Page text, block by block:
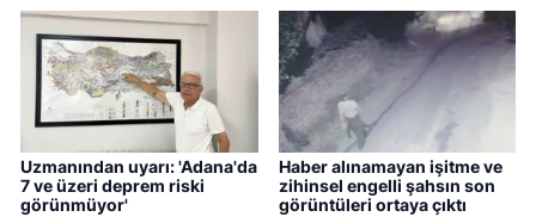
Uzmanından uyarı: 'Adana'da
7 ve üzeri deprem riski
görünmüyor'
Haber alınamayan işitme ve
zihinsel engelli şahsın son
görüntüleri ortaya çıktı